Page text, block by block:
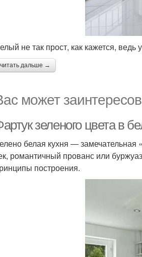
не так прост, как кажется, ведь
читать дальше →
может
зеленого цвета в
белая кухня ― замечательная
романтичный прованс или
построения.